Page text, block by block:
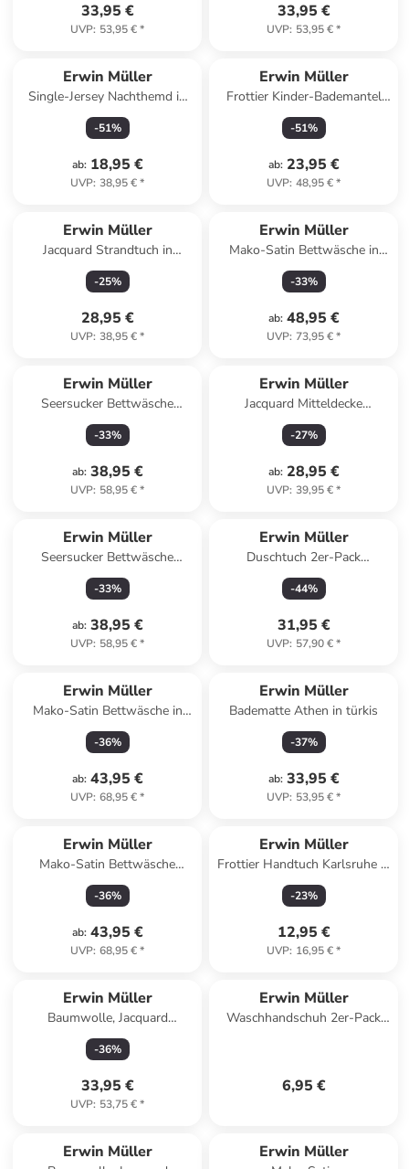
33,95 €
UVP: 53,95 €*
33,95 €
UVP: 53,95 €*
Erwin Müller
Single-Jersey Nachthemd in
marine/weiß
-51%
ab: 18,95 €
UVP: 38,95 €*
Erwin Müller
Frottier Kinder-Bademantel
mit Kapuze in rosa
-51%
ab: 23,95 €
UVP: 48,95 €*
Erwin Müller
Jacquard Strandtuch in
marine-türkis
-25%
28,95 €
UVP: 38,95 €*
Erwin Müller
Mako-Satin Bettwäsche in
dunkelblau
-33%
ab: 48,95 €
UVP: 73,95 €*
Erwin Müller
Seersucker Bettwäsche
Rosenheim in anthrazit
-33%
ab: 38,95 €
UVP: 58,95 €*
Erwin Müller
Jacquard Mitteldecke
Düsseldorf in natur
-27%
ab: 28,95 €
UVP: 39,95 €*
Erwin Müller
Seersucker Bettwäsche
Rosenheim in aubergine
-33%
ab: 38,95 €
UVP: 58,95 €*
Erwin Müller
Duschtuch 2er-Pack
Mannheim in anthrazit
-44%
31,95 €
UVP: 57,90 €*
Erwin Müller
Mako-Satin Bettwäsche in
mint-silber
-36%
ab: 43,95 €
UVP: 68,95 €*
Erwin Müller
Badematte Athen in türkis
-37%
ab: 33,95 €
UVP: 53,95 €*
Erwin Müller
Mako-Satin Bettwäsche
Landshut in silber
-36%
ab: 43,95 €
UVP: 68,95 €*
Erwin Müller
Frottier Handtuch Karlsruhe in
dunkelblau
-23%
12,95 €
UVP: 16,95 €*
Erwin Müller
Baumwolle, Jacquard
Geschirrtuch 10er-Pack in
grau
-36%
33,95 €
UVP: 53,75 €*
Erwin Müller
Waschhandschuh 2er-Pack
6,95 €
Erwin Müller Erwin Müller